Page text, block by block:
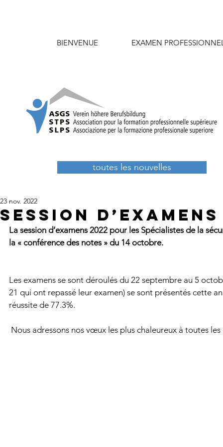
BIENVENUE EXAMEN
toutes les nouvelles
Session
23 nov. 2022
La session d’examens 2022 pour les Spécialistes de la
la « conférence des notes » du 14 octobre.
Les examens se sont déroulés du 22 septembre au 5
21 qui ont repassé leur examen) se sont présentés cette
réussite de 77.3%.
Nous adressons nos vœux les plus chaleureux à toutes